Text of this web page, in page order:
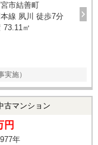
市結善町
線 夙川 徒歩7分
73.11㎡
施）
古マンション
円
年